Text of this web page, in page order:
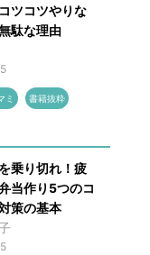
ツコツやりな
駄な理由
ミ 書籍抜粋
乗り切れ！疲
当作り5つのコ
策の基本